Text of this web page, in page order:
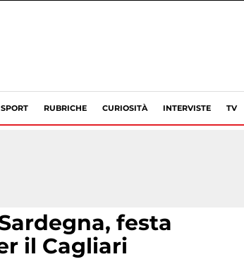
SPORT RUBRICHE CURIOSITÀ INTERVISTE TV
festa
il Cagliari